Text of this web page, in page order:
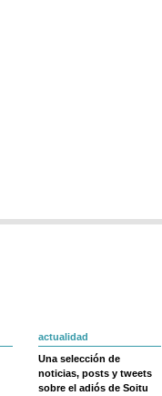
actualidad
Una selección de
noticias, posts y tweets
sobre el adiós de Soitu